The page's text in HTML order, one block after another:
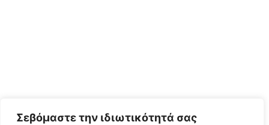
Σεβόμαστε την ιδιωτικότητά σας